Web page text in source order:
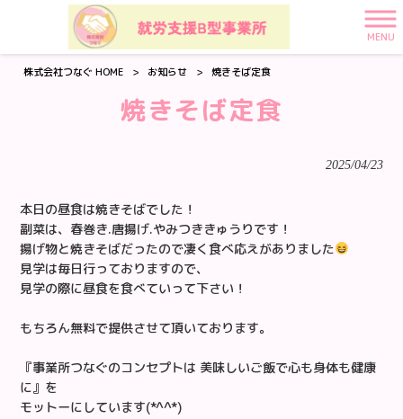
MENU
株式会社つなぐ HOME > お知らせ > 焼きそば定食
焼きそば定食
2025/04/23
本日の昼食は焼きそばでした！
副菜は、春巻き.唐揚げ.やみつききゅうりです！
揚げ物と焼きそばだったので凄く食べ応えがありました
見学は毎日行っておりますので、
見学の際に昼食を食べていって下さい！
もちろん無料で提供させて頂いております。
『事業所つなぐのコンセプトは 美味しいご飯で心も身体も健康
に』を
モットーにしています(*^^*)